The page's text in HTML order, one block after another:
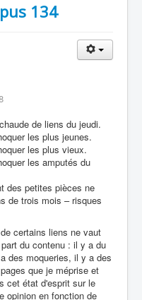
134
de liens du jeudi.
les plus jeunes.
les plus vieux.
les amputés du
des petites pièces ne
de trois mois – risques
certains liens ne vaut
du contenu : il y a du
des moqueries, il y a des
que je méprise et
cet état d'esprit sur le
opinion en fonction de